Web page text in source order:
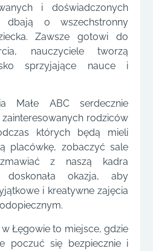
i doświadczonych
dbają o wszechstronny
Zawsze gotowi do
nauczyciele tworzą
sprzyjające nauce i
Małe ABC serdecznie
rodziców
których będą mieli
placówkę, zobaczyć sale
z naszą kadra
doskonała okazja, aby
i kreatywne zajęcia
w Łęgowie to miejsce, gdzie
poczuć się bezpiecznie i